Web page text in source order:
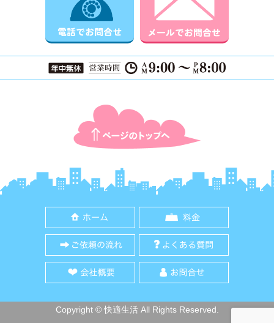
ご依頼の流れ
会社概要
Copyright © 快適生活 All Rights Reserved.